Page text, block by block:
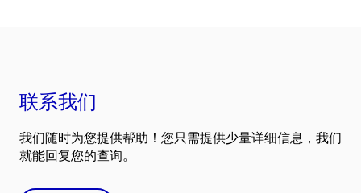
联系我们
我们随时为您提供帮助！您只需提供少量详细信息，我们
就能回复您的查询。